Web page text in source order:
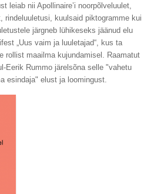
leiab nii Apollinaire’i noorpõlveluulet,
rindeluuletusi, kuulsaid piktogramme kui
järgneb lühikeseks jäänud elu
„Uus vaim ja luuletajad“, kus ta
rollist maailma kujundamisel. Raamatut
Eerik Rummo järelsõna selle "vahetu
esindaja" elust ja loomingust.